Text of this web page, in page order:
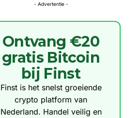
- Advertentie -
Ontvang €20
gratis Bitcoin
bij Finst
Finst is het snelst groeiende
crypto platform van
Nederland. Handel veilig en